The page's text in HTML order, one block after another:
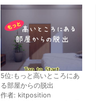
5位:もっと高いところにあ
る部屋からの脱出
作者: kitposition